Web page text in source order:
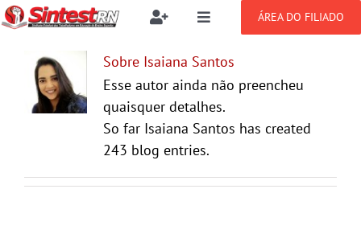
Ir
para
conteúdo
Toggle
resultados
para:
Filie-se
Toggle
SOBRE
NOTÍCIAS
ÁREA DO FILIADO
Sobre Isaiana Santos
Esse autor ainda não preencheu
quaisquer detalhes.
So far Isaiana Santos has created
243 blog entries.